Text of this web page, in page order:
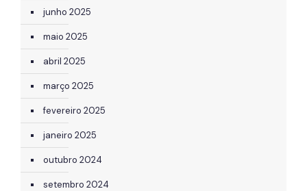
junho 2025
maio 2025
abril 2025
março 2025
fevereiro 2025
janeiro 2025
outubro 2024
setembro 2024